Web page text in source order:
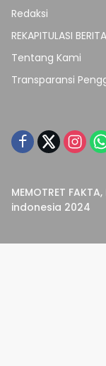
Redaksi
REKAPITULASI
Tentang Kami
Transparansi
MEMOTRET
indonesia 2024